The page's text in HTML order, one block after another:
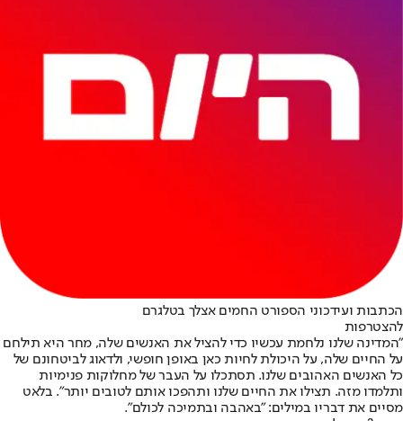
הכתבות ועידכוני הספורט החמים אצלך בטלגרם
להצטרפות
"המדינה שלנו נלחמת עכשיו כדי להציל את האנשים שלה, מחר היא תילחם
על החיים שלה, על היכולת לחיות כאן באופן חופשי, ולדאוג לביטחונם של
כל האנשים האהובים שלנו. תסתכלו על העבר של מחלוקות פנימיות
ותלמדו מזה. תצילו את החיים שלנו ותהפכו אותם לטובים יותר". בלאט
מסיים את דבריו במילים: "באהבה ובתמיכה לכולם".